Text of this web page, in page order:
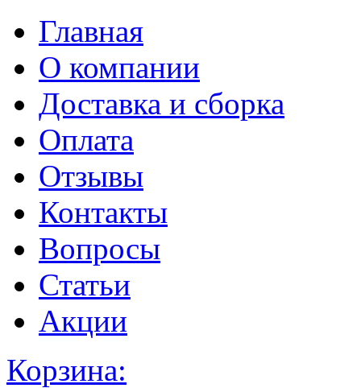
Главная
О компании
Доставка и сборка
Оплата
Отзывы
Контакты
Вопросы
Статьи
Акции
Корзина: